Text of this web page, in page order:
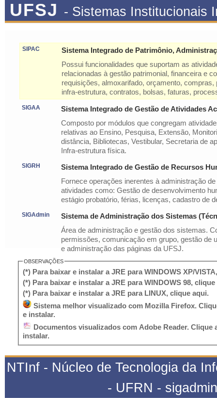
UFSJ - Sistemas Institucionais
SIPAC
Sistema Integrado de Patrimônio,
Possui funcionalidades que suportam as
relacionadas à gestão patrimonial, financeira e
requisições, almoxarifado, orçamento, compras,
infra-estrutura, contratos, bolsas, faturas,
SIGAA
Sistema Integrado de Gestão de Atividades
Composto por módulos que congregam
relativas ao Ensino, Pesquisa, Extensão,
distância, Bibliotecas, Vestibular, Secretaria de
Infra-estrutura física.
SIGRH
Sistema Integrado de Gestão de Recursos
Fornece operações inerentes à administração
atividades como: Gestão de desenvolvimento
estágio probatório, férias, licenças, cadastro de
SIGAdmin
Sistema de Administração dos Sistemas
Área de administração e gestão dos sistemas.
permissões, comunicação em grupo, gestão de
e administração das páginas da UFSJ.
OBSERVAÇÕES
(*) Para baixar e instalar a JRE para WINDOWS XP/
(*) Para baixar e instalar a JRE para WINDOWS 98,
(*) Para baixar e instalar a JRE para LINUX, clique aqui.
Sistema melhor visualizado com Mozilla Firefox. Clique aqui para baixar
e instalar.
instalar.
NTInf - Núcleo de Tecnologia da
- UFRN -